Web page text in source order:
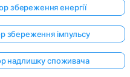
збереження енергії
збереження імпульсу
надлишку споживача